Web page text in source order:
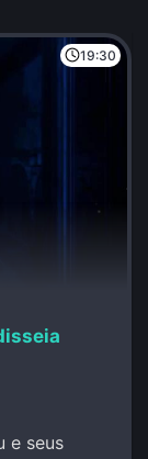
19:30
e seus